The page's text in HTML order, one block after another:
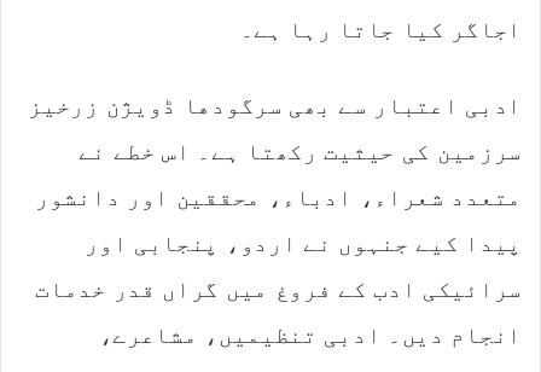
اجاگر کیا جاتا رہا ہے۔
ادبی اعتبار سے بھی سرگودھا ڈویژن زرخیز
سرزمین کی حیثیت رکھتا ہے۔ اس خطے نے
متعدد شعراء، ادباء، محققین اور دانشور
پیدا کیے جنہوں نے اردو، پنجابی اور
سرائیکی ادب کے فروغ میں گراں قدر خدمات
انجام دیں۔ ادبی تنظیمیں، مشاعرے،